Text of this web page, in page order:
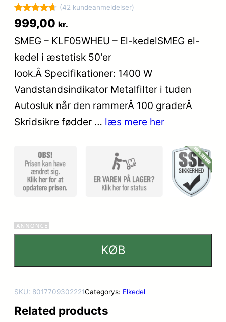
Bedømt
4.7
ud af 5
baseret på
42
kundebedø
(42 kundeanmeldelser)
999,00 kr.
SMEG – KLF05WHEU – El-kedelSMEG el-
kedel i æstetisk 50'er
look.Â Specifikationer: 1400 W
Vandstandsindikator Metalfilter i tuden
Autosluk når den rammerÂ 100 graderÂ
Skridsikre fødder … læs mere her
KØB
SKU: 8017709302221Categorys: Elkedel
Related products